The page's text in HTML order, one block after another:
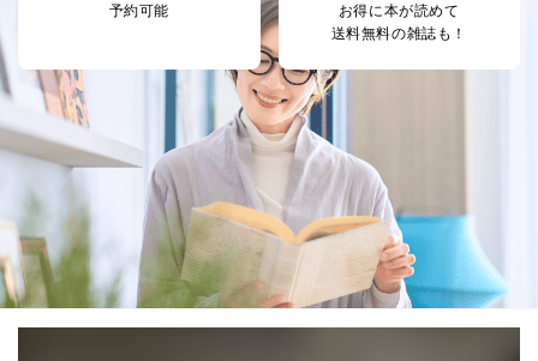
予約可能
お得に本が読めて
送料無料の雑誌も！